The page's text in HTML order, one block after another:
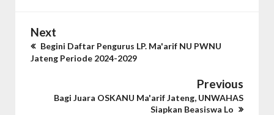
Next
Begini Daftar Pengurus LP. Ma'arif NU PWNU
Jateng Periode 2024-2029
Previous
Bagi Juara OSKANU Ma'arif Jateng, UNWAHAS
Siapkan Beasiswa Lo